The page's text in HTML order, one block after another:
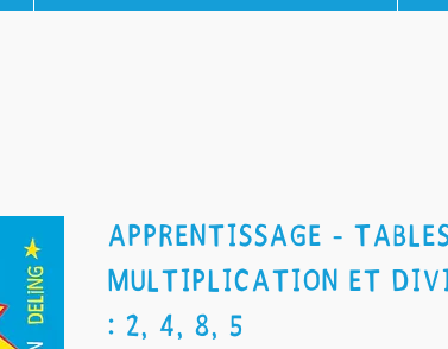
Apprentissage -
multiplication et
: 2, 4, 8, 5